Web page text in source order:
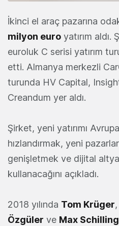
İkinci el araç pazarına
milyon euro yatırım
euroluk C serisi yatırım
etti. Almanya merkezli
turunda HV Capital,
Creandum yer aldı.
Şirket, yeni yatırımı
hızlandırmak, yeni
genişletmek ve dijital
kullanacağını açıkladı.
2018 yılında Tom Krüger,
Özgüler ve Max Schilling